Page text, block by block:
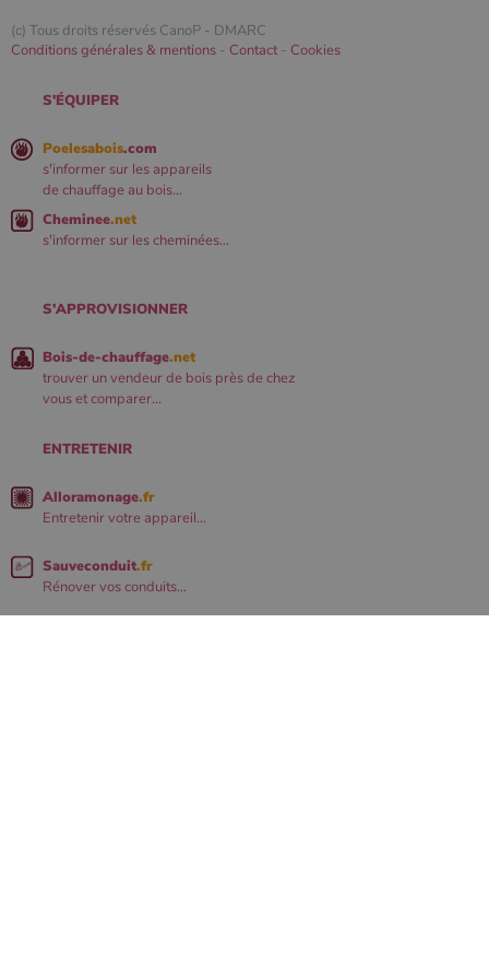
(c) Tous droits réservés CanoP - DMARC
Conditions générales & mentions - Contact - Cookies
S'ÉQUIPER
Poelesabois.com
s'informer sur les appareils
de chauffage au bois...
Cheminee.net
s'informer sur les cheminées...
S'APPROVISIONNER
Bois-de-chauffage.net
trouver un vendeur de bois près de chez
vous et comparer...
ENTRETENIR
Alloramonage.fr
Entretenir votre appareil...
Sauveconduit.fr
Rénover vos conduits...